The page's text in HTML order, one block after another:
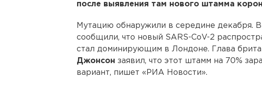
после выявления там нового штамма
Мутацию обнаружили в середине декабря.
сообщили, что новый SARS-CoV-2
стал доминирующим в Лондоне. Глава
Джонсон заявил, что этот штамм на 70%
вариант, пишет «РИА Новости».